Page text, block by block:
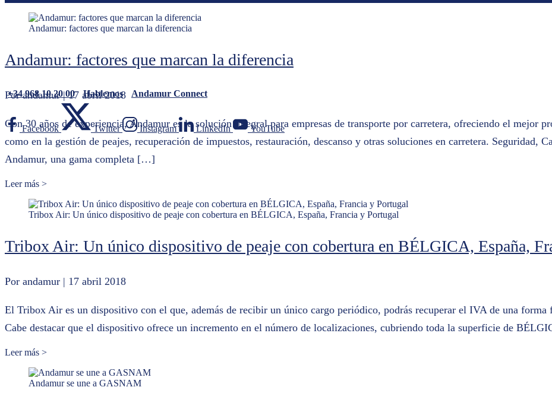
+34 968 10 20 00 Hablemos Andamur Connect
Facebook Twitter Instagram LinkedIn YouTube
Andamur: factores que marcan la diferencia
Andamur: factores que marcan la diferencia
Por andamur | 17 abril 2018
Con 30 años de experiencia, Andamur es la solución integral para empresas de transporte por carretera, ofreciendo el mejor
como en la gestión de peajes, recuperación de impuestos, restauración, descanso y otras soluciones en carretera. Seguridad,
Andamur, una gama completa […]
Leer más >
Tribox Air: Un único dispositivo de peaje con cobertura en BÉLGICA, España, Francia y Portugal
Tribox Air: Un único dispositivo de peaje con cobertura en BÉLGICA, España,
Por andamur | 17 abril 2018
El Tribox Air es un dispositivo con el que, además de recibir un único cargo periódico, podrás recuperar el IVA de una
Cabe destacar que el dispositivo ofrece un incremento en el número de localizaciones, cubriendo toda la superficie de
Leer más >
Andamur se une a GASNAM